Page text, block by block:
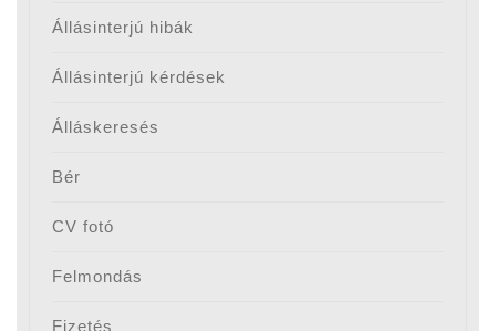
Állásinterjú hibák
Állásinterjú kérdések
Álláskeresés
Bér
CV fotó
Felmondás
Fizetés